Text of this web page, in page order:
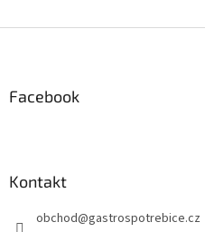
Facebook
Kontakt
obchod@gastrospotrebice.cz